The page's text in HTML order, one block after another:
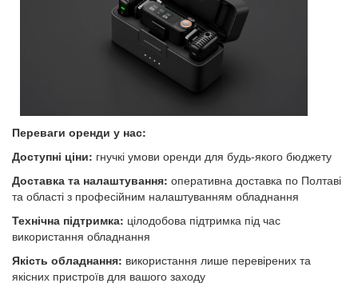
Переваги оренди у нас:
Доступні ціни: гнучкі умови оренди для будь-якого бюджету
Доставка та налаштування: оперативна доставка по Полтаві
та області з професійним налаштуванням обладнання
Технічна підтримка: цілодобова підтримка під час
використання обладнання
Якість обладнання: використання лише перевірених та
якісних пристроїв для вашого заходу